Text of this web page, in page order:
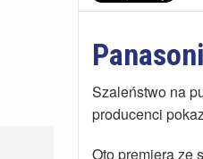
Szaleństwo na
producenci
Oto premiera ze